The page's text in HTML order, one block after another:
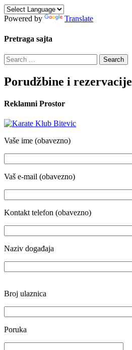
Powered by Translate
Pretraga sajta
Search
for:
Porudžbine i rezervacije
Reklamni Prostor
Vaše ime (obavezno)
Vaš e-mail (obavezno)
Kontakt telefon (obavezno)
Naziv događaja
Broj ulaznica
Poruka